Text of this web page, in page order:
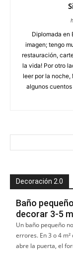
Diplomada en
imagen; tengo
restauración,
la vida! Por otro
leer por la
algunos
Decoración 2.0
Baño
decorar 3-5
Un baño pequeño
errores. En 3 o 4
abre la puerta, el